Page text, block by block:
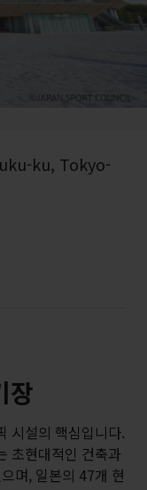
ku, Tokyo-
장
시설의 핵심입니다.
초현대적인 건축과
며, 일본의 47개 현